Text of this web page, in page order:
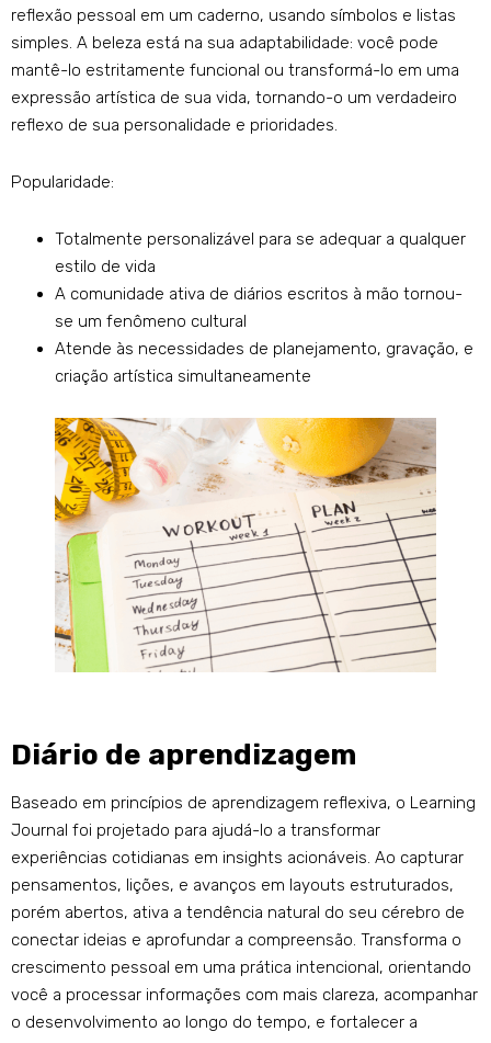
reflexão pessoal em um caderno, usando símbolos e listas
simples. A beleza está na sua adaptabilidade: você pode
mantê-lo estritamente funcional ou transformá-lo em uma
expressão artística de sua vida, tornando-o um verdadeiro
reflexo de sua personalidade e prioridades.
Popularidade:
Totalmente personalizável para se adequar a qualquer
estilo de vida
A comunidade ativa de diários escritos à mão tornou-
se um fenômeno cultural
Atende às necessidades de planejamento, gravação, e
criação artística simultaneamente
Diário de aprendizagem
Baseado em princípios de aprendizagem reflexiva, o Learning
Journal foi projetado para ajudá-lo a transformar
experiências cotidianas em insights acionáveis. Ao capturar
pensamentos, lições, e avanços em layouts estruturados,
porém abertos, ativa a tendência natural do seu cérebro de
conectar ideias e aprofundar a compreensão. Transforma o
crescimento pessoal em uma prática intencional, orientando
você a processar informações com mais clareza, acompanhar
o desenvolvimento ao longo do tempo, e fortalecer a